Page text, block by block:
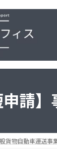
申請
貨物自動車運送事